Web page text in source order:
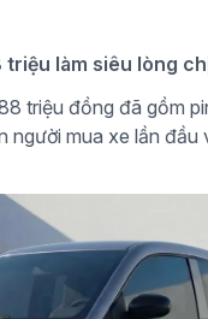
làm siêu lòng
triệu đồng đã gồm
mua xe lần đầu